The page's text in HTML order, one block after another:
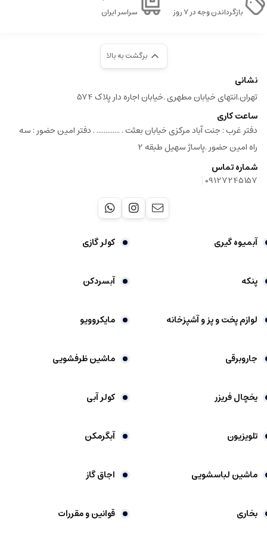
بازگرداندن وجه در ۷ روز
سراسر ایران
برگشت به بالا
نشانی
تهران.انتهای خیابان مطهری .خیابان اجاره دار پلاک 574
ساعت کاری
دفتر غرب : جنت آباد مرکزی خیابان بعثت . ............. . دفتر امین حضور : سه
راه امین حضور .پاساژ سهیل طبقه 2
شماره تماس
09127245157
|
آبمیوه گیری کولر گازی
پنکه آبسردکن
لوازم پخت و پز و آشپزخانه مایکروویو
جاروبرقی ماشین ظرفشویی
یخچال فریزر کولر آبی
تلویزیون آبگرمکن
ماشین لباسشویی اجاق گاز
بخاری قوانین و مقررات